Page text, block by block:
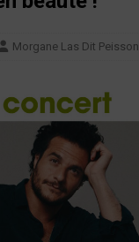
Morgane Las Dit Peisson